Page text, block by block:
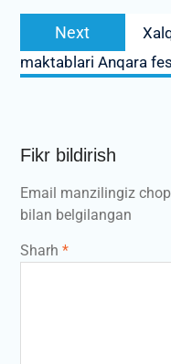
Next
Next
maktablari Anqara
Fikr bildirish
Email manzilingiz
bilan belgilangan
Sharh *